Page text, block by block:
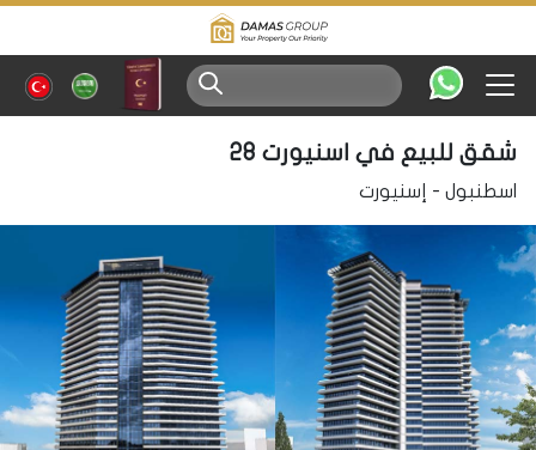
شقق للبيع في اسنيورت 28
اسطنبول - إسنيورت